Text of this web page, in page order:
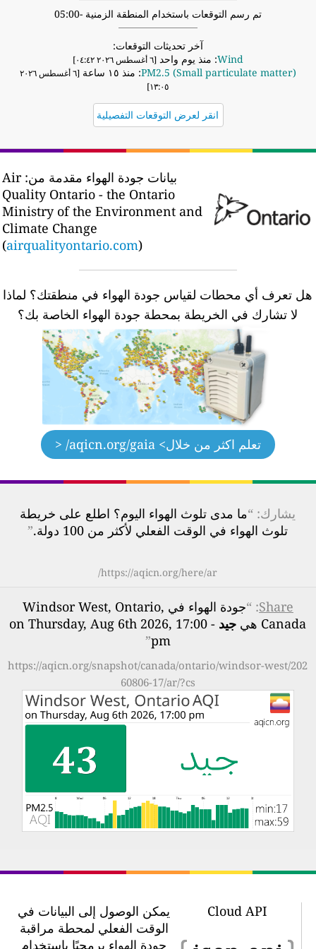
تم رسم التوقعات باستخدام المنطقة الزمنية -05:00
آخر تحديثات التوقعات:
Wind: منذ يوم واحد[٦ أغسطس ٢٠٢٦ ٠٤:٤٢]
PM2.5 (Small particulate matter): منذ ١٥ ساعة
[٦ أغسطس ٢٠٢٦
١٣:٠٥]
انقر لعرض التوقعات التفصيلية
بيانات جودة الهواء مقدمة من: Air
Quality Ontario - the Ontario
Ministry of the Environment and
Climate Change
(airqualityontario.com)
هل تعرف أي محطات لقياس جودة الهواء في منطقتك؟ لماذا
لا تشارك في الخريطة بمحطة جودة الهواء الخاصة بك؟
تعلم اكثر من خلال > aqicn.org/gaia/ <
يشارك: “ما مدى تلوث الهواء اليوم؟ اطلع على خريطة
تلوث الهواء في الوقت الفعلي لأكثر من 100 دولة.
”
https://aqicn.org/here/ar/
Share
: “
جودة الهواء في Windsor West, Ontario,
Canada هي
جيد
- on Thursday, Aug 6th 2026, 17:00
pm
”
https://aqicn.org/snapshot/canada/ontario/windsor-west/202
60806-17/ar/?cs
Cloud API
يمكن الوصول إلى البيانات في
الوقت الفعلي لمحطة مراقبة
جودة الهواء برمجيًا باستخدام